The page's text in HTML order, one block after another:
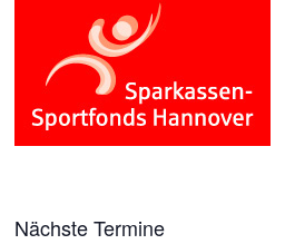
Nächste Termine